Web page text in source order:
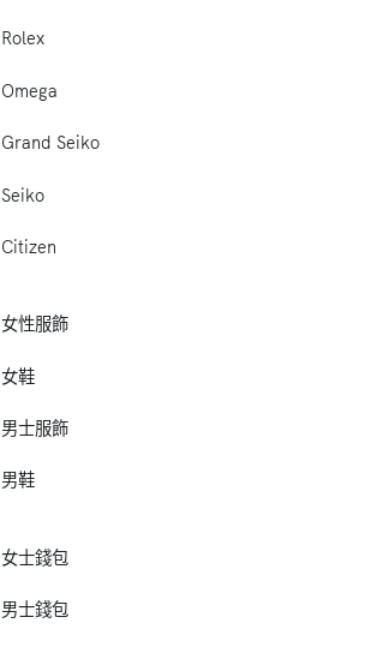
Rolex
Omega
Grand Seiko
Seiko
Citizen
女性服飾
女鞋
男士服飾
男鞋
女士錢包
男士錢包